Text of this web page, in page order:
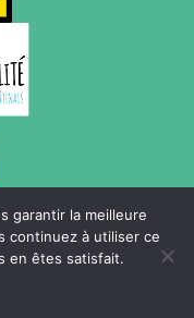
garantir la meilleure
continuez à utiliser ce
en êtes satisfait.